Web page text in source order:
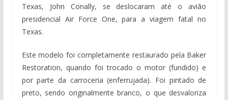
Texas, John Conally, se deslocaram até o avião
presidencial Air Force One, para a viagem fatal no
Texas.
Este modelo foi completamente restaurado pela Baker
Restoration, quando foi trocado o motor (fundido) e
por parte da carroceria (enferrujada). Foi pintado de
preto, sendo originalmente branco, o que desvaloriza